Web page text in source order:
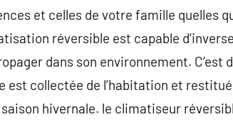
et celles de votre famille quelles
réversible est capable
dans son environnement. C’est
est collectée de l’habitation et
hivernale. le climatiseur